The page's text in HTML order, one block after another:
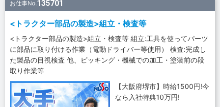
お仕事No.135701
<トラクター部品の製造>組立・検査等
<トラクター部品の製造>組立・検査等 組立:工具を使ってパーツ
に部品に取り付ける作業（電動ドライバー等使用） 検査:完成し
た製品の目視検査 他、ピッキング・機械での加工・塗装前の段
取り作業等
【大阪府堺市】時給1500円!今
なら入社特典10万円!